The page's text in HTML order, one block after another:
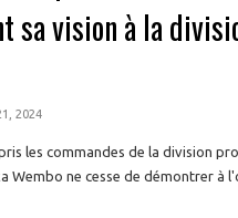
sa vision à la
2024
les commandes de la division
Wembo ne cesse de démontrer à